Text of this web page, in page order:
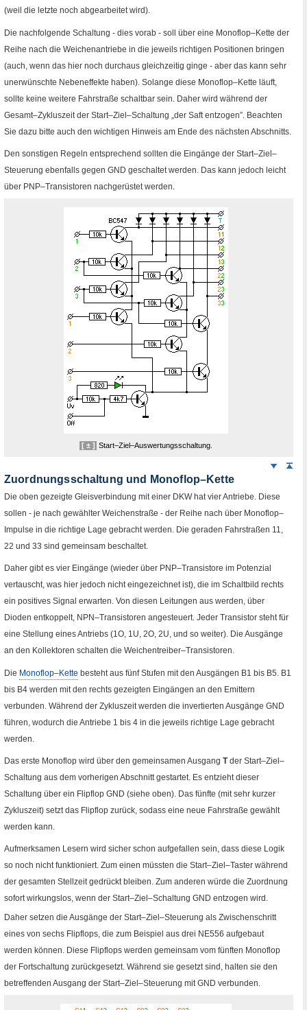
(weil die letzte noch abgearbeitet wird).
Die nachfolgende Schaltung - dies vorab - soll über eine Monoflop–Kette der
Reihe nach die Weichenantriebe in die jeweils richtigen Positionen bringen
(auch, wenn das hier noch durchaus gleichzeitig ginge - aber das kann sehr
unerwünschte Nebeneffekte haben). Solange diese Monoflop–Kette läuft,
sollte keine weitere Fahrstraße schaltbar sein. Daher wird während der
Gesamt–Zykluszeit der Start–Ziel–Schaltung „der Saft entzogen”. Beachten
Sie dazu bitte auch den wichtigen Hinweis am Ende des nächsten Abschnitts.
Den sonstigen Regeln entsprechend sollten die Eingänge der Start–Ziel–
Steuerung ebenfalls gegen GND geschaltet werden. Das kann jedoch leicht
über PNP–Transistoren nachgerüstet werden.
[ ± ] Start–Ziel–Auswertungsschaltung.
Weiter
Zuordnungsschaltung und Monoflop–Kette
Die oben gezeigte Gleisverbindung mit einer DKWhat vier Antriebe. Diese
sollen - je nach gewählter Weichenstraße - der Reihe nach über Monoflop–
Impulse in die richtige Lage gebracht werden. Die geraden Fahrstraßen 11
22 und 33 sind gemeinsam beschaltet.
Daher gibt es vier Eingänge (wieder über PNP–Transistore im Potenzial
vertauscht, was hier jedoch nicht eingezeichnet ist), die im Schaltbild rechts
ein positives Signal erwarten. Von diesen Leitungen aus werden, über
Dioden entkoppelt, NPN–Transistoren angesteuert. Jeder Transistor steht für
eine Stellung eines Antriebs (1O, 1U, 2O, 2U, und so weiter). Die Ausgänge
an den Kollektoren schalten die Weichentreiber–Transistoren.
Die Monoflop–Kette besteht aus fünf Stufen mit den Ausgängen B1 bis B5 B1
bis B4 werden mit den rechts gezeigten Eingängen an den Emittern
verbunden. Während der Zykluszeit werden die invertierten Ausgänge GND
führen, wodurch die Antriebe 1 bis 4 in die jeweils richtige Lage gebracht
werden.
Das erste Monoflop wird über den gemeinsamen Ausgang Tder Start–Ziel–
Schaltung aus dem vorherigen Abschnitt gestartet. Es entzieht dieser
Schaltung über ein Flipflop GND (siehe oben). Das fünfte (mit sehr kurzer
Zykluszeit) setzt das Flipflop zurück, sodass eine neue Fahrstraße gewählt
werden kann.
Aufmerksamen Lesern wird sicher schon aufgefallen sein, dass diese Logik
so noch nicht funktioniert. Zum einen müssten die Start–Ziel–Taster während
der gesamten Stellzeit gedrückt bleiben. Zum anderen würde die Zuordnung
sofort wirkungslos, wenn der Start–Ziel–Schaltung GND entzogen wird.
Daher setzen die Ausgänge der Start–Ziel–Steuerung als Zwischenschritt
eines von sechs Flipflops, die zum Beispiel aus drei NE556 aufgebaut
werden können. Diese Flipflops werden gemeinsam vom fünften Monoflop
der Fortschaltung zurückgesetzt. Während sie gesetzt sind, halten sie den
betreffenden Ausgang der Start–Ziel–Steuerung mitGND verbunden.